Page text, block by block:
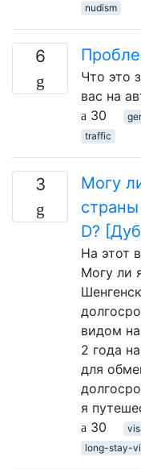
nudism
6
Что это
вас на
30
traffic
3
Могу
D?
На этот
Могу ли
видом
2 года
для
я
30
long-stay-